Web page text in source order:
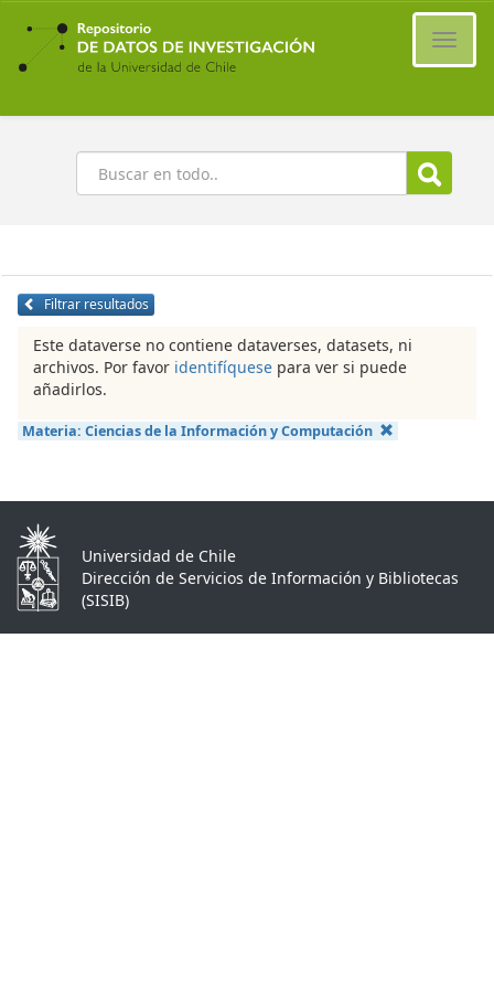
Ir
contenido
principal
Buscar
Filtrar resultados
Este dataverse no contiene dataverses, datasets, ni
archivos. Por favor identifíquese para ver si puede
añadirlos.
Materia: Ciencias de la Información y Computación
Universidad de Chile
Dirección de Servicios de Información y Bibliotecas
(SISIB)